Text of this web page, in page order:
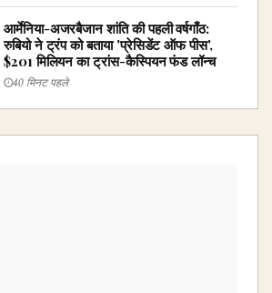
आर्मेनिया-अजरबैजान शांति की पहली वर्षगाँठ:
रुबियो ने ट्रंप को बताया 'प्रेसिडेंट ऑफ पीस',
$201 मिलियन का ट्रांस-कैस्पियन फंड लॉन्च
40 मिनट पहले